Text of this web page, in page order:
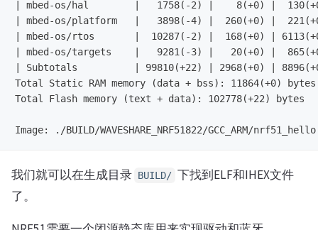
| mbed-os/hal        |   1758(-2) |    8(+0) |
| mbed-os/platform   |   3898(-4) |  260(+0) |
| mbed-os/rtos       |  10287(-2) |  168(+0) |
| mbed-os/targets    |   9281(-3) |   20(+0) |
| Subtotals          | 99810(+22) | 2968(+0) |
Total Static RAM memory (data + bss): 11864(+0) bytes
Total Flash memory (text + data): 102778(+22) bytes
我们就可以在生成目录 BUILD/ 下找到ELF和IHEX文件
了。